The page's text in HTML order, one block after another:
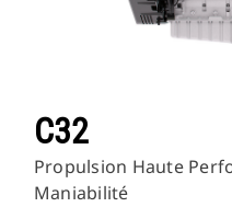
C32
Propulsion Haute
Maniabilité